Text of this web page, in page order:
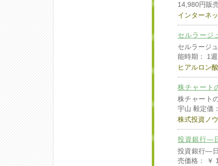
14,980円販
インターネ
セルラージ
セルラージ
能時期： 1
ヒアルロン
株チャート
株チャート
宇山 毅定価
株式投資ノ
投資銀行―
投資銀行―
売価格： ￥